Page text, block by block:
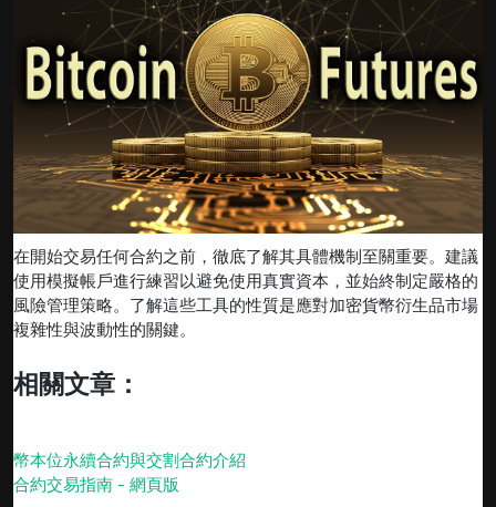
在開始交易任何合約之前，徹底了解其具體機制至關重要。建議
使用模擬帳戶進行練習以避免使用真實資本，並始終制定嚴格的
風險管理策略。了解這些工具的性質是應對加密貨幣衍生品市場
複雜性與波動性的關鍵。
相關文章：
幣本位永續合約與交割合約介紹
合約交易指南 - 網頁版